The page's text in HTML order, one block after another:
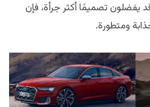
تصميمًا أكثر جرأة، فإن